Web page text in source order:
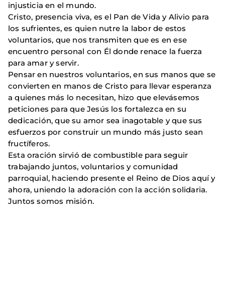
injusticia en el mundo.
Cristo, presencia viva, es el Pan de Vida y Alivio para
los sufrientes, es quien nutre la labor de estos
voluntarios, que nos transmiten que es en ese
encuentro personal con Él donde renace la fuerza
para amar y servir.
Pensar en nuestros voluntarios, en sus manos que se
convierten en manos de Cristo para llevar esperanza
a quienes más lo necesitan, hizo que elevásemos
peticiones para que Jesús los fortalezca en su
dedicación, que su amor sea inagotable y que sus
esfuerzos por construir un mundo más justo sean
fructíferos.
Esta oración sirvió de combustible para seguir
trabajando juntos, voluntarios y comunidad
parroquial, haciendo presente el Reino de Dios aquí y
ahora, uniendo la adoración con la acción solidaria.
Juntos somos misión.